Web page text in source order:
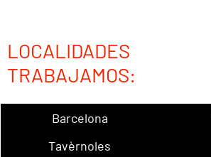
LOCALIDADES
TRABAJAMOS:
Barcelona
Tavèrnoles